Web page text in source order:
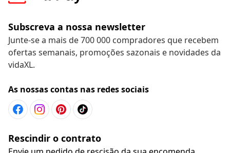
Subscreva a nossa newsletter
Junte-se a mais de 700 000 compradores que recebem
ofertas semanais, promoções sazonais e novidades da
vidaXL.
As nossas contas nas redes sociais
Rescindir o contrato